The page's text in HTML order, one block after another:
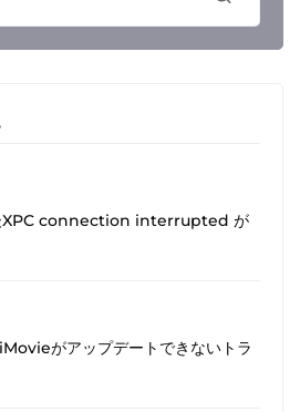
XPC connection interrupted が
がアップデートできないトラ